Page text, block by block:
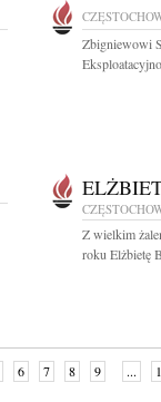
Zbigniewowi
Z wielkim
roku Elżbietę
6 7 8 9 ...